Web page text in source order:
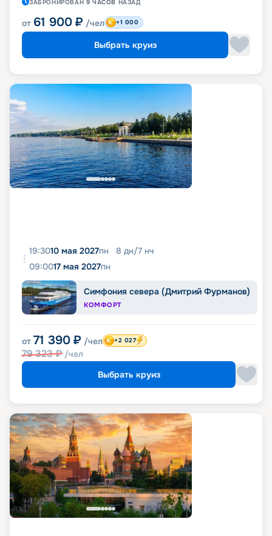
ЗАБРОНИРОВАН 9 ЧАСОВ НАЗАД
от 61 900 ₽ /чел +1 000
Выбрать круиз
19:3010 мая 2027пн 8 дн/7 нч
09:0017 мая 2027пн
Симфония севера (Дмитрий Фурманов)
КОМФОРТ
от 71 390 ₽ /чел
79 323₽ /чел
+2 027
Выбрать круиз